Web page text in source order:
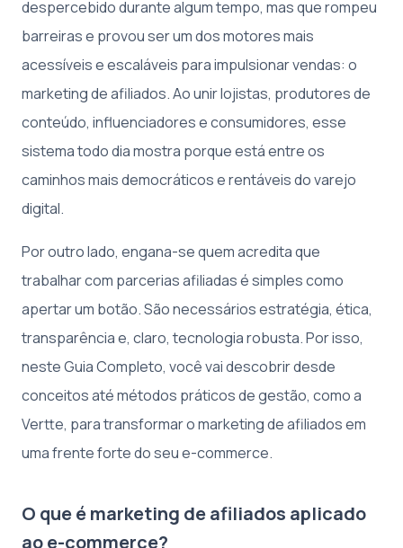
despercebido durante algum tempo, mas que rompeu
barreiras e provou ser um dos motores mais
acessíveis e escaláveis para impulsionar vendas: o
marketing de afiliados. Ao unir lojistas, produtores de
conteúdo, influenciadores e consumidores, esse
sistema todo dia mostra porque está entre os
caminhos mais democráticos e rentáveis do varejo
digital.
Por outro lado, engana-se quem acredita que
trabalhar com parcerias afiliadas é simples como
apertar um botão. São necessários estratégia, ética,
transparência e, claro, tecnologia robusta. Por isso,
neste Guia Completo, você vai descobrir desde
conceitos até métodos práticos de gestão, como a
Vertte, para transformar o marketing de afiliados em
uma frente forte do seu e-commerce.
O que é marketing de afiliados aplicado
ao e-commerce?